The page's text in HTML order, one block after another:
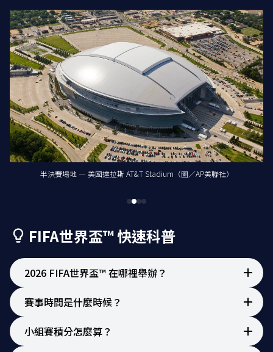
小組賽場地 — 加拿大溫哥華 BC Place（圖／BC Place Official）
開幕賽場地 — 墨西哥墨西哥城 Estadio Azteca
半決賽場地 — 美國達拉斯 AT&T Stadium（圖／AP美聯社）
決賽場地 — 美國紐澤西州 MetLife Stadium（圖／AP美聯社）
小組賽場地 — 加拿大溫哥華 BC Place（圖／BC Place Official）
開幕賽場地 — 墨西哥墨西哥城 Estadio Azteca
FIFA世界盃™ 快速科普
2026 FIFA世界盃™ 在哪裡舉辦？
賽事時間是什麼時候？
小組賽積分怎麼算？